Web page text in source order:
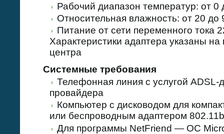
Рабочий диапазон температур: от 0
Относительная влажность: от 20 до
Питание от сети переменного тока
Характеристики адаптера указаны
центра
Системные требования
Телефонная линия с услугой ADSL-
провайдера
Компьютер с дисководом для
или беспроводным адаптером
Для программы NetFriend — ОС